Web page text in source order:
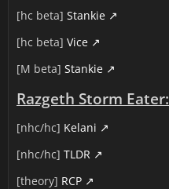
[hc beta] Stankie
[hc beta] Vice
[M beta] Stankie
Razgeth Storm Eater:
[nhc/hc] Kelani
[nhc/hc] TLDR
[theory] RCP